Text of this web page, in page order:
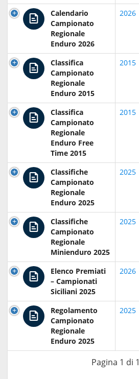
Calendario
Campionato
Regionale
Enduro 2026
2026
Classifica
Campionato
Regionale
Enduro 2015
2015
Classifica
Campionato
Regionale
Enduro Free
Time 2015
2015
Classifiche
Campionato
Regionale
Enduro 2025
2025
Classifiche
Campionato
Regionale
Minienduro 2025
2025
Elenco Premiati
– Campionati
Siciliani 2025
2026
Regolamento
Campionato
Regionale
Enduro 2025
2025
Pagina 1 di 1